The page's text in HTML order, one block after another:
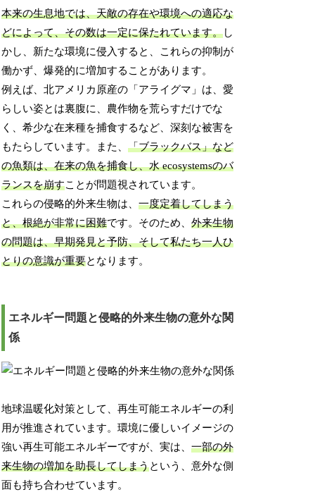
本来の生息地では、天敵の存在や環境への適応な
どによって、その数は一定に保たれています。し
かし、新たな環境に侵入すると、これらの抑制が
働かず、爆発的に増加することがあります。
例えば、北アメリカ原産の「アライグマ」は、愛
らしい姿とは裏腹に、農作物を荒らすだけでな
く、希少な在来種を捕食するなど、深刻な被害を
もたらしています。また、「ブラックバス」など
の魚類は、在来の魚を捕食し、水 ecosystemsのバ
ランスを崩すことが問題視されています。
これらの侵略的外来生物は、一度定着してしまう
と、根絶が非常に困難です。そのため、外来生物
の問題は、早期発見と予防、そして私たち一人ひ
とりの意識が重要となります。
エネルギー問題と侵略的外来生物の意外な関
係
地球温暖化対策として、再生可能エネルギーの利
用が推進されています。環境に優しいイメージの
強い再生可能エネルギーですが、実は、一部の外
来生物の増加を助長してしまうという、意外な側
面も持ち合わせています。